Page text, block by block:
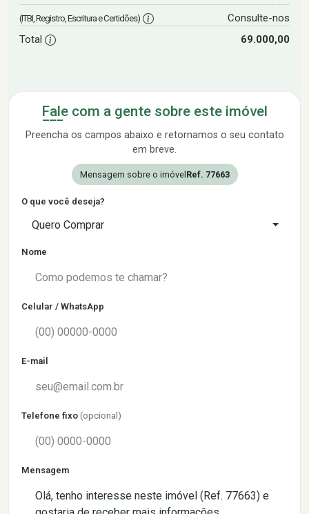
(ITBI, Registro, Escritura e Certidões)
Consulte-nos
Total
69.000,00
Fale com a gente sobre este imóvel
Preencha os campos abaixo e retornamos o seu contato
em breve.
Mensagem sobre o imóvel Ref. 77663
O que você deseja?
Quero Comprar
Nome
Celular / WhatsApp
E-mail
Telefone fixo (opcional)
Mensagem